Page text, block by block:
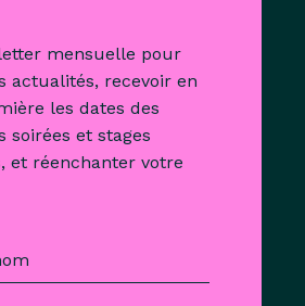
mensuelle pour
actualités, recevoir en
les dates des
soirées et stages
et réenchanter votre